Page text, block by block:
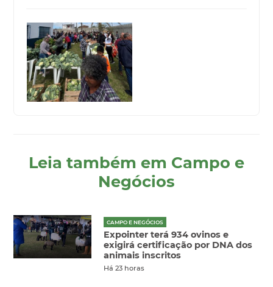
Leia também em Campo e
Negócios
CAMPO E NEGÓCIOS
Expointer terá 934 ovinos e
exigirá certificação por DNA dos
animais inscritos
Há 23 horas